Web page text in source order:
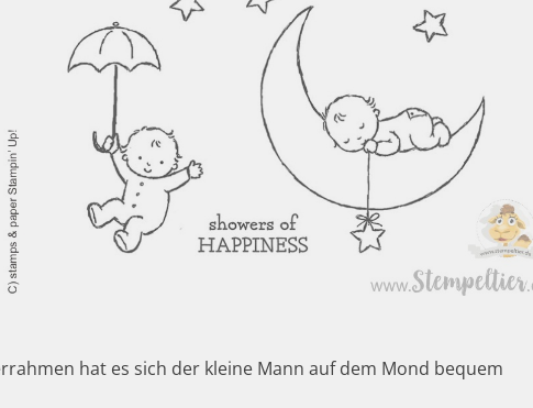
hat es sich der kleine Mann auf dem Mond bequem